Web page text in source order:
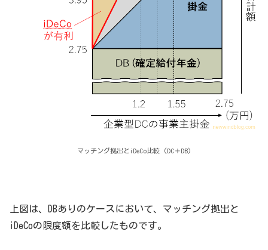
マッチング拠出とiDeCo比較 (DC＋DB)
上図は、DBありのケースにおいて、マッチング拠出と
iDeCoの限度額を比較したものです。